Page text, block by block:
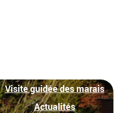
Visite guidée des marais
Actualités